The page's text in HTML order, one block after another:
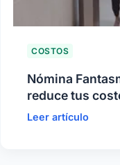
COSTOS
Nómina
reduce tus
Leer artículo